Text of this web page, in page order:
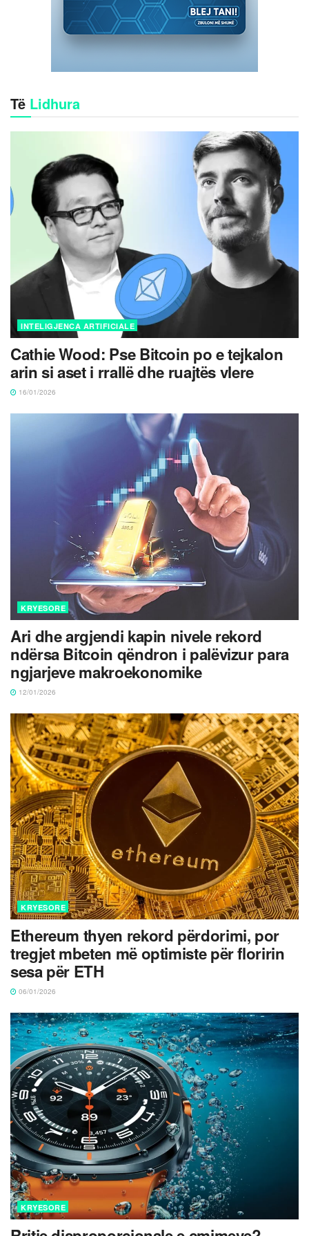
Të Lidhura
INTELIGJENCA ARTIFICIALE
Cathie Wood: Pse Bitcoin po e tejkalon
arin si aset i rrallë dhe ruajtës vlere
16/01/2026
KRYESORE
Ari dhe argjendi kapin nivele rekord
ndërsa Bitcoin qëndron i palëvizur para
ngjarjeve makroekonomike
12/01/2026
KRYESORE
Ethereum thyen rekord përdorimi, por
tregjet mbeten më optimiste për floririn
sesa për ETH
06/01/2026
KRYESORE